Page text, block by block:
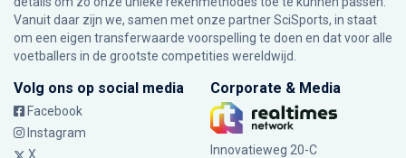
Vanuit daar zijn we, samen met onze partner SciSports, in staat
om een eigen transferwaarde voorspelling te doen en dat voor alle
voetballers in de grootste competities wereldwijd.
Volg ons op social media
Facebook
Instagram
X
Corporate & Media
Innovatieweg 20-C